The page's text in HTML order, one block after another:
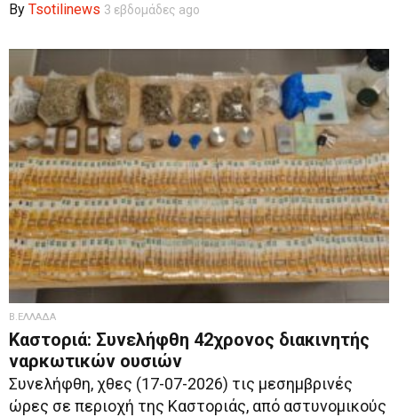
By Tsotilinews 3 εβδομάδες ago
Β.ΕΛΛΑΔΑ
Καστοριά: Συνελήφθη 42χρονος διακινητής
ναρκωτικών ουσιών
Συνελήφθη, χθες (17-07-2026) τις μεσημβρινές
ώρες σε περιοχή της Καστοριάς, από αστυνομικούς